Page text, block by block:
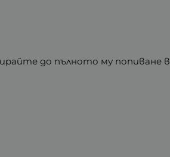
до пълното му попиване в